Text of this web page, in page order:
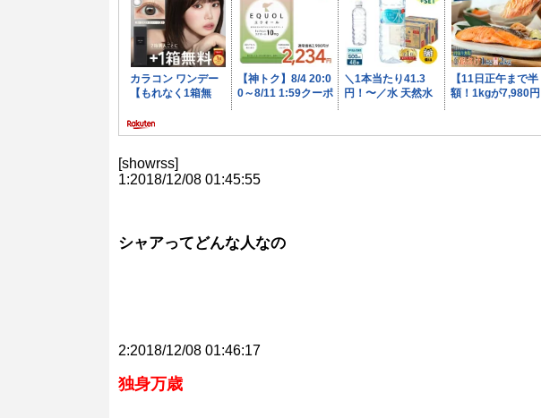
[showrss]
1:2018/12/08 01:45:55
シャアってどんな人なの
2:2018/12/08 01:46:17
独身万歳